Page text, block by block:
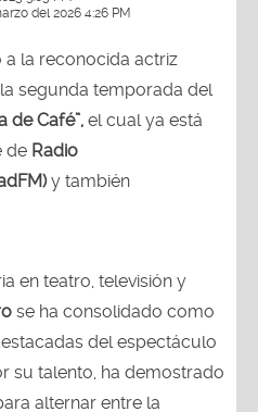
del 2026 4:26 PM
a la reconocida actriz
segunda temporada del
de Café”, el cual ya está
de Radio
y también
en teatro, televisión y
se ha consolidado como
del espectáculo
su talento, ha demostrado
alternar entre la